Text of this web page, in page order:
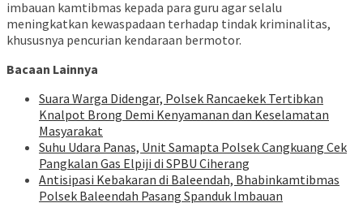
imbauan kamtibmas kepada para guru agar selalu
meningkatkan kewaspadaan terhadap tindak kriminalitas,
khususnya pencurian kendaraan bermotor.
Bacaan Lainnya
Suara Warga Didengar, Polsek Rancaekek Tertibkan
Knalpot Brong Demi Kenyamanan dan Keselamatan
Masyarakat
Suhu Udara Panas, Unit Samapta Polsek Cangkuang Cek
Pangkalan Gas Elpiji di SPBU Ciherang
Antisipasi Kebakaran di Baleendah, Bhabinkamtibmas
Polsek Baleendah Pasang Spanduk Imbauan